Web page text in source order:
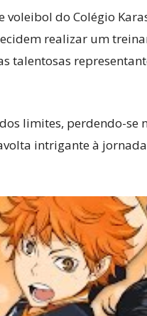
do Colégio
realizar um
talentosas
limites, perdendo-se
intrigante à